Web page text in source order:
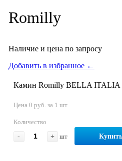
Romilly
Наличие и цена по запросу
Добавить в избранное ←
Камин Romilly BELLA ITALIA
Цена 0 руб. за 1 шт
Количество
-
+ шт Купить